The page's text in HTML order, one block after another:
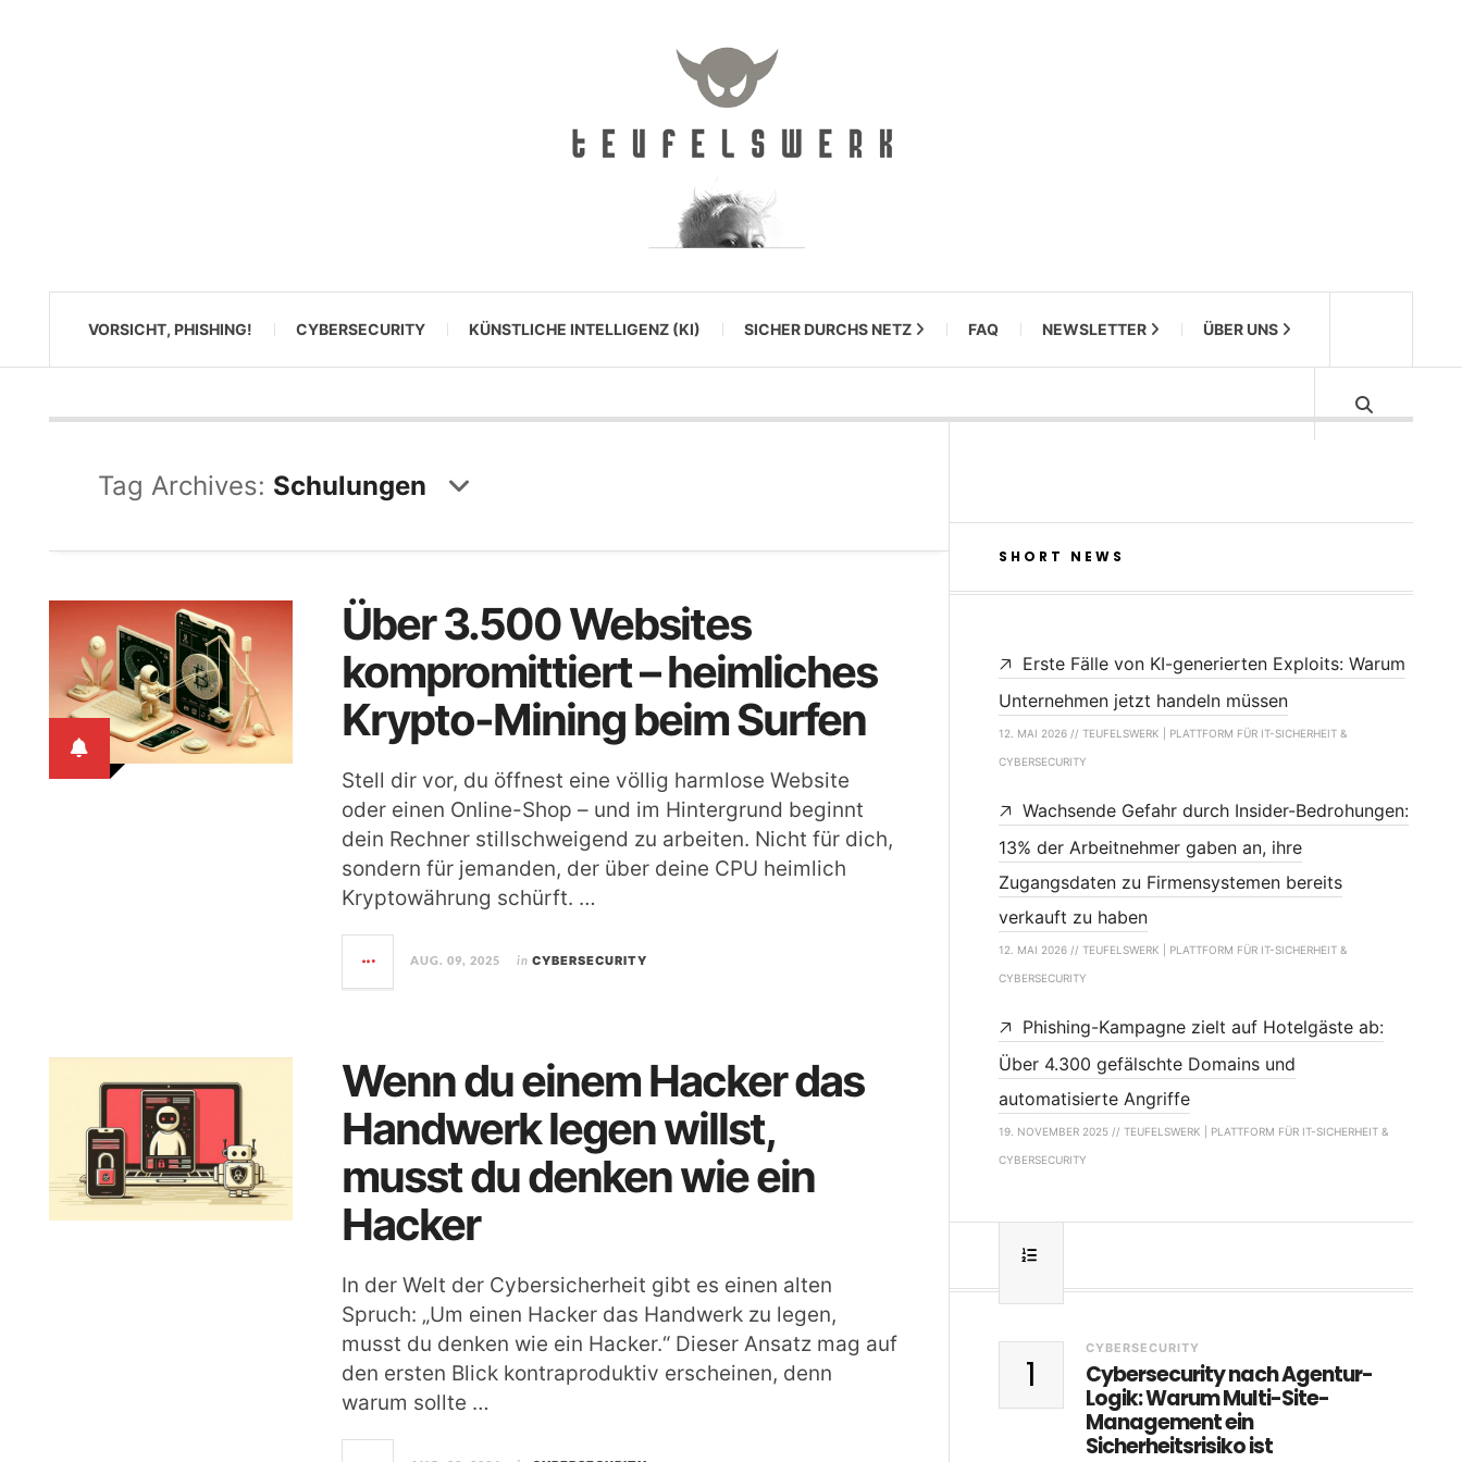
VORSICHT, PHISHING! CYBERSECURITY KÜNSTLICHE INTELLIGENZ (KI) SICHER DURCHS NETZ FAQ NEWSLETTER ÜBER UNS
Tag Archives: Schulungen
Über 3.500 Websites
kompromittiert – heimliches
Krypto-Mining beim Surfen
Stell dir vor, du öffnest eine völlig harmlose Website
oder einen Online-Shop – und im Hintergrund beginnt
dein Rechner stillschweigend zu arbeiten. Nicht für dich,
sondern für jemanden, der über deine CPU heimlich
Kryptowährung schürft. …
AUG. 09, 2025 in CYBERSECURITY
Wenn du einem Hacker das
Handwerk legen willst,
musst du denken wie ein
Hacker
In der Welt der Cybersicherheit gibt es einen alten
Spruch: „Um einen Hacker das Handwerk zu legen,
musst du denken wie ein Hacker.“ Dieser Ansatz mag auf
den ersten Blick kontraproduktiv erscheinen, denn
warum sollte …
SHORT NEWS
Erste Fälle von KI-generierten Exploits: Warum
Unternehmen jetzt handeln müssen
12. MAI 2026 // TEUFELSWERK | PLATTFORM FÜR IT-SICHERHEIT &
CYBERSECURITY
Wachsende Gefahr durch Insider-Bedrohungen:
13% der Arbeitnehmer gaben an, ihre
Zugangsdaten zu Firmensystemen bereits
verkauft zu haben
12. MAI 2026 // TEUFELSWERK | PLATTFORM FÜR IT-SICHERHEIT &
CYBERSECURITY
Phishing-Kampagne zielt auf Hotelgäste ab:
Über 4.300 gefälschte Domains und
automatisierte Angriffe
19. NOVEMBER 2025 // TEUFELSWERK | PLATTFORM FÜR IT-SICHERHEIT &
CYBERSECURITY
1
CYBERSECURITY
Cybersecurity nach Agentur-
Logik: Warum Multi-Site-
Management ein
Sicherheitsrisiko ist